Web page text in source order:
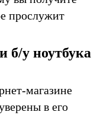
прослужит
б/у ноутбука
магазине
в его